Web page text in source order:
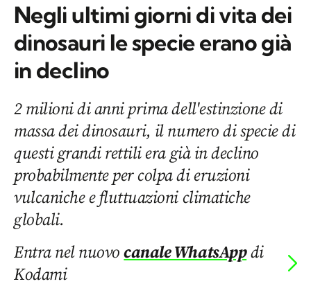
Negli ultimi giorni di vita dei
dinosauri le specie erano già
in declino
2 milioni di anni prima dell'estinzione di
massa dei dinosauri, il numero di specie di
questi grandi rettili era già in declino
probabilmente per colpa di eruzioni
vulcaniche e fluttuazioni climatiche
globali.
Entra nel nuovocanale WhatsAppdi
Kodami